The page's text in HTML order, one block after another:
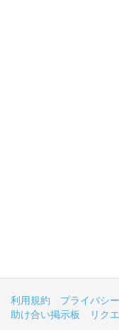
利用規約 プライバシ
助け合い掲示板
リク